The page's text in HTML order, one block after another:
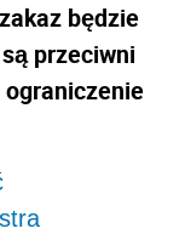
będzie
przeciwni